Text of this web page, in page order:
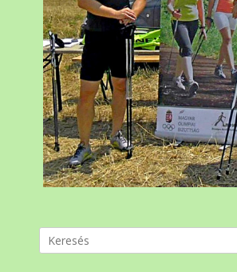
Search
for: